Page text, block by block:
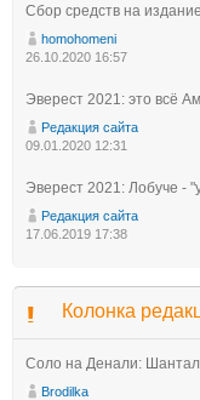
Сбор средств на
homohomeni
26.10.2020 16:57
Эверест 2021: это всё
Редакция сайта
09.01.2020 12:31
Эверест 2021: Лобуче -
Редакция сайта
17.06.2019 17:38
Колонка
Соло на Денали:
Brodilka